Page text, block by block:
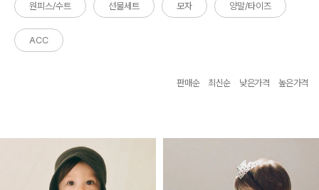
원피스/수트 선물세트 모자 양말/타이즈
ACC
판매순 최신순 낮은가격 높은가격